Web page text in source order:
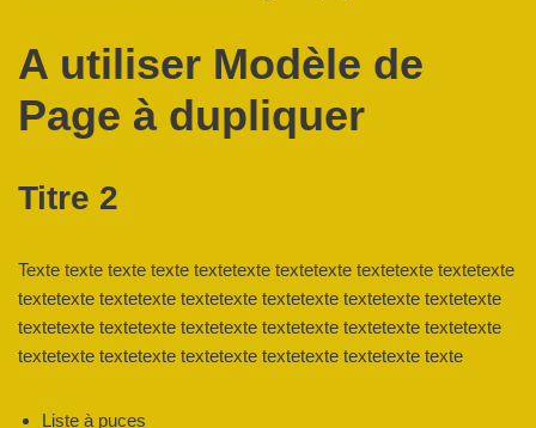
A utiliser Modèle de
Page à dupliquer
Titre 2
Texte texte texte texte textetexte textetexte textetexte textetexte
textetexte textetexte textetexte textetexte textetexte textetexte
textetexte textetexte textetexte textetexte textetexte textetexte
textetexte textetexte textetexte textetexte textetexte texte
Liste à puces